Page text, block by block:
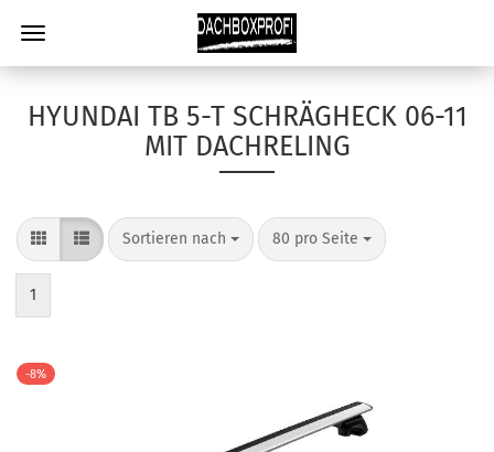
HYUNDAI TB 5-T SCHRÄGHECK 06-11
MIT DACHRELING
Sortieren nach 80 pro Seite
1
-8%